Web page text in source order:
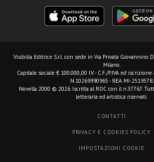
Visibilia Editrice S.r.l. con sede in Via Privata Giovannino
Milano.
Capitale sociale € 100.000,00 I.V. - C.F./P.IVA ed iscrizione
N.10269990965 - REA MI-2519578.
Novella 2000 © 2026. Iscritta al ROC con il n.37767.
letteraria ed artistica riservati.
CONTATTI
PRIVACY E COOKIES POLICY
IMPOSTAZIONI COOKIE